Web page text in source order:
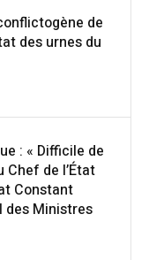
de
des urnes du
: « Difficile de
de l’État
Constant
des Ministres